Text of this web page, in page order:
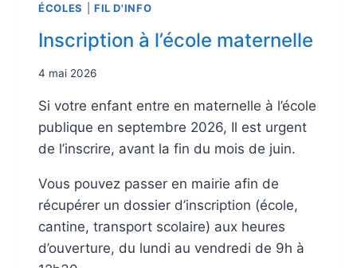
ÉCOLES FIL D'INFO
Inscription à l’école maternelle
4 mai 2026
Si votre enfant entre en maternelle à l’école
publique en septembre 2026, Il est urgent
de l’inscrire, avant la fin du mois de juin.
Vous pouvez passer en mairie afin de
récupérer un dossier d’inscription (école,
cantine, transport scolaire) aux heures
d’ouverture, du lundi au vendredi de 9h à